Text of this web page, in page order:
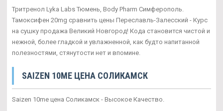
Тритренол Lyka Labs Тюмень, Body Pharm Симферополь.
Тамоксифен 20mg сравнить цены Переславль-Залесский - Курс
на сушку продажа Великий Новгород! Кода становится чистой и
нежной, более гладкой и увлажненной, как будто напитанной
полезностями, стянутости нет и впомине.
SAIZEN 10ME ЦЕНА СОЛИКАМСК
Saizen 10me цена Соликамск - Высокое Качество.